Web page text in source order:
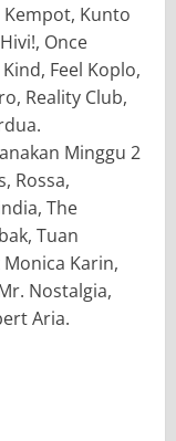
Kempot, Kunto
Once
Feel Koplo,
Reality Club,
Minggu 2
Rossa,
The
Tuan
Karin,
Nostalgia,
Aria.